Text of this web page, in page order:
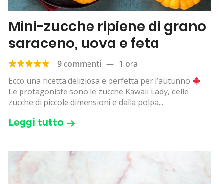
Mini-zucche ripiene di grano
saraceno, uova e feta
9 commenti — 1 ora
Ecco una ricetta deliziosa e perfetta per l’autunno
Le protagoniste sono le zucche Kawaii Lady, delle
zucche di piccole dimensioni e dalla polpa...
Leggi tutto